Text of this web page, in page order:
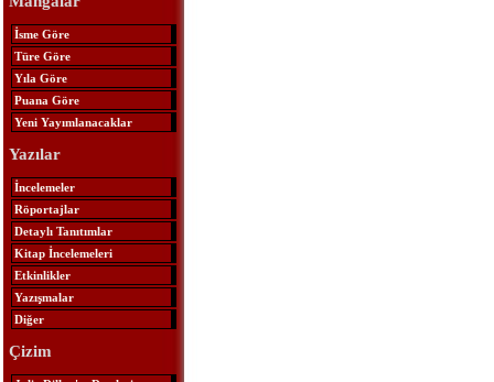
İsme Göre
Türe Göre
Yıla Göre
Puana Göre
Yeni Yayımlanacaklar
Yazılar
İncelemeler
Röportajlar
Detaylı Tanıtımlar
Kitap İncelemeleri
Etkinlikler
Yazışmalar
Diğer
Çizim